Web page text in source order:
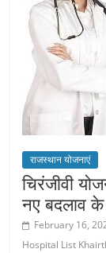
राजस्थान योजनाएं
चिरंजीवी
नए बदलाव
February 16,
Hospital List